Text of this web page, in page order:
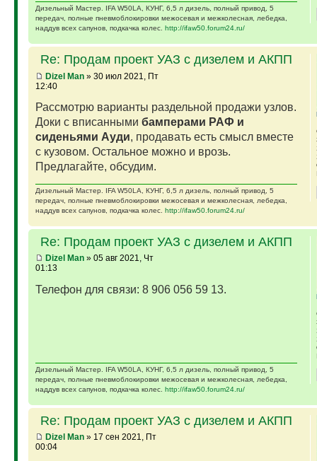
Дизельный Мастер. IFA W50LA, КУНГ, 6,5 л дизель, полный привод, 5
передач, полные пневмоблокировки межосевая и межколесная, лебедка,
наддув всех сапунов, подкачка колес. http://ifaw50.forum24.ru/
Re: Продам проект УАЗ с дизелем и АКПП
Dizel Man» 30 июл 2021, Пт
12:40
Рассмотрю варианты раздельной продажи узлов.
Доки с вписанными бамперами РАФ и
сиденьями Ауди, продавать есть смысл вместе
с кузовом. Остальное можно и врозь.
Предлагайте, обсудим.
Дизельный Мастер. IFA W50LA, КУНГ, 6,5 л дизель, полный привод, 5
передач, полные пневмоблокировки межосевая и межколесная, лебедка,
наддув всех сапунов, подкачка колес. http://ifaw50.forum24.ru/
Re: Продам проект УАЗ с дизелем и АКПП
Dizel Man» 05 авг 2021, Чт
01:13
Телефон для связи: 8 906 056 59 13.
Дизельный Мастер. IFA W50LA, КУНГ, 6,5 л дизель, полный привод, 5
передач, полные пневмоблокировки межосевая и межколесная, лебедка,
наддув всех сапунов, подкачка колес. http://ifaw50.forum24.ru/
Re: Продам проект УАЗ с дизелем и АКПП
Dizel Man» 17 сен 2021, Пт
00:04